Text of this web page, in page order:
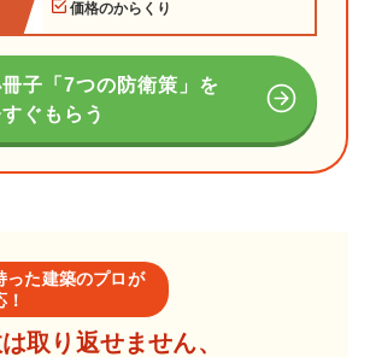
価格のからくり
子「7つの防衛策」を
ぐもらう
った建築のプロが
取り返せません、